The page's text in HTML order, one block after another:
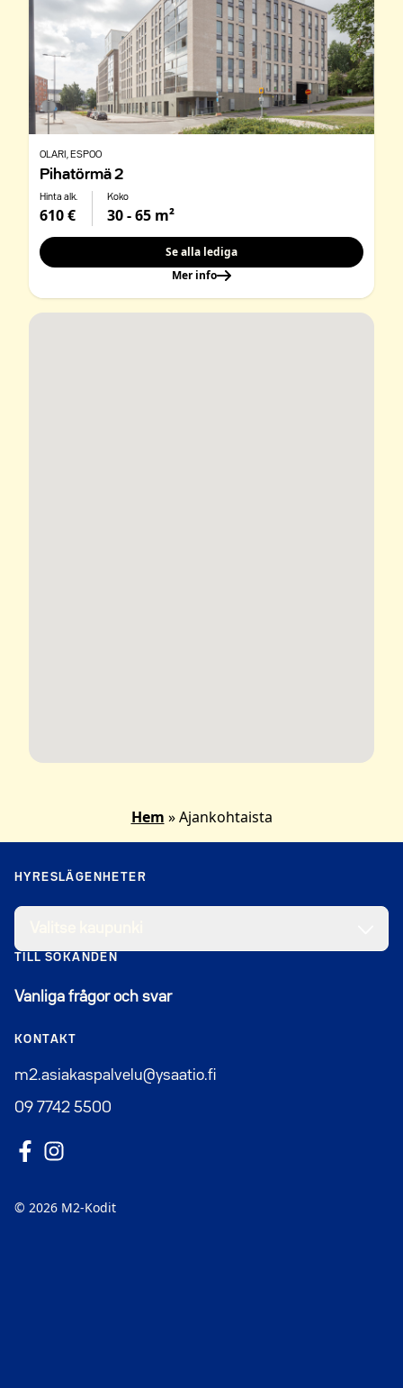
OLARI , ESPOO
Pihatörmä 2
Hinta alk.
610 €
Koko
30 - 65 m²
Se alla lediga
Mer info
Hem »Ajankohtaista
HYRESLÄGENHETER
TILL SÖKANDEN
Vanliga frågor och svar
KONTAKT
m2.asiakaspalvelu@ysaatio.fi
09 7742 5500
Följ oss på Facebook
Avautuu uuteen ikkunaan
Följ oss på Instagram
Avautuu uuteen ikkunaan
© 2026 M2-Kodit